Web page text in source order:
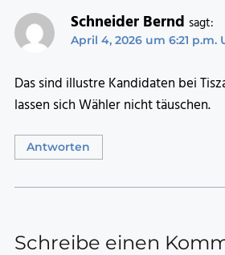
Schneider Bernd sagt:
April 4, 2026 um 6:21 p.m.
Das sind illustre Kandidaten bei
lassen sich Wähler nicht täuschen.
Antworten
Schreibe einen